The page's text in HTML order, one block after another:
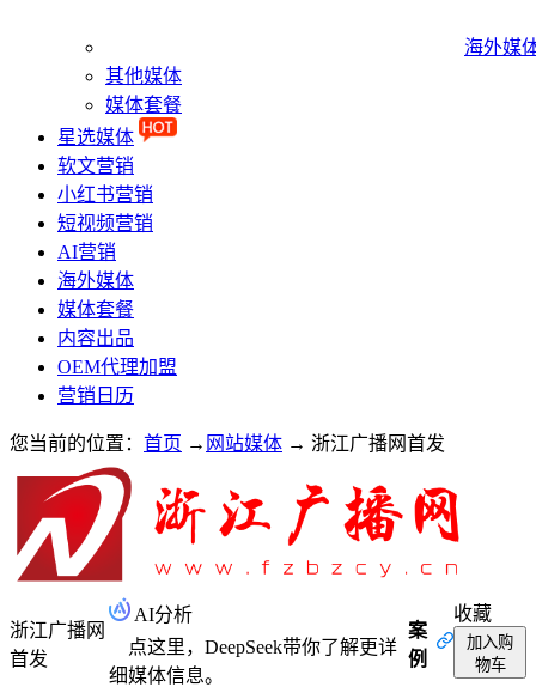
海外媒
其他媒体
媒体套餐
星选媒体
软文营销
小红书营销
短视频营销
AI营销
海外媒体
媒体套餐
内容出品
OEM代理加盟
营销日历
您当前的位置： 首页 → 网站媒体 → 浙江广播网首发
浙江广播网
首发
AI分析
点这里，DeepSeek带你了解更详
细媒体信息。
案
例
收藏
加入购
物车